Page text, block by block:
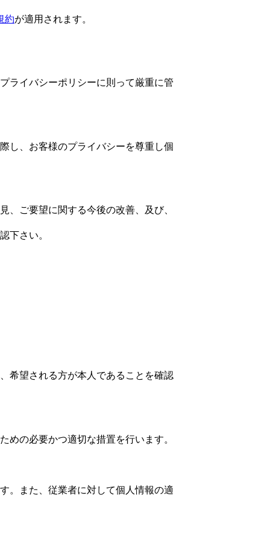
約が適用されます。
ライバシーポリシーに則って厳重に管
し、お客様のプライバシーを尊重し個
、ご要望に関する今後の改善、及び、
下さい。
希望される方が本人であることを確認
めの必要かつ適切な措置を行います。
。また、従業者に対して個人情報の適